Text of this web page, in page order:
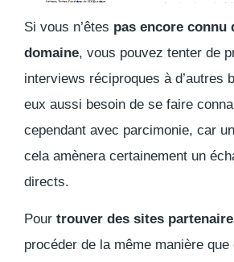
Si vous n’êtes pas encore connu
domaine, vous pouvez tenter de
interviews réciproques à d’autres
eux aussi besoin de se faire
cependant avec parcimonie, car
cela amènera certainement un
directs.
Pour trouver des sites
procéder de la même manière